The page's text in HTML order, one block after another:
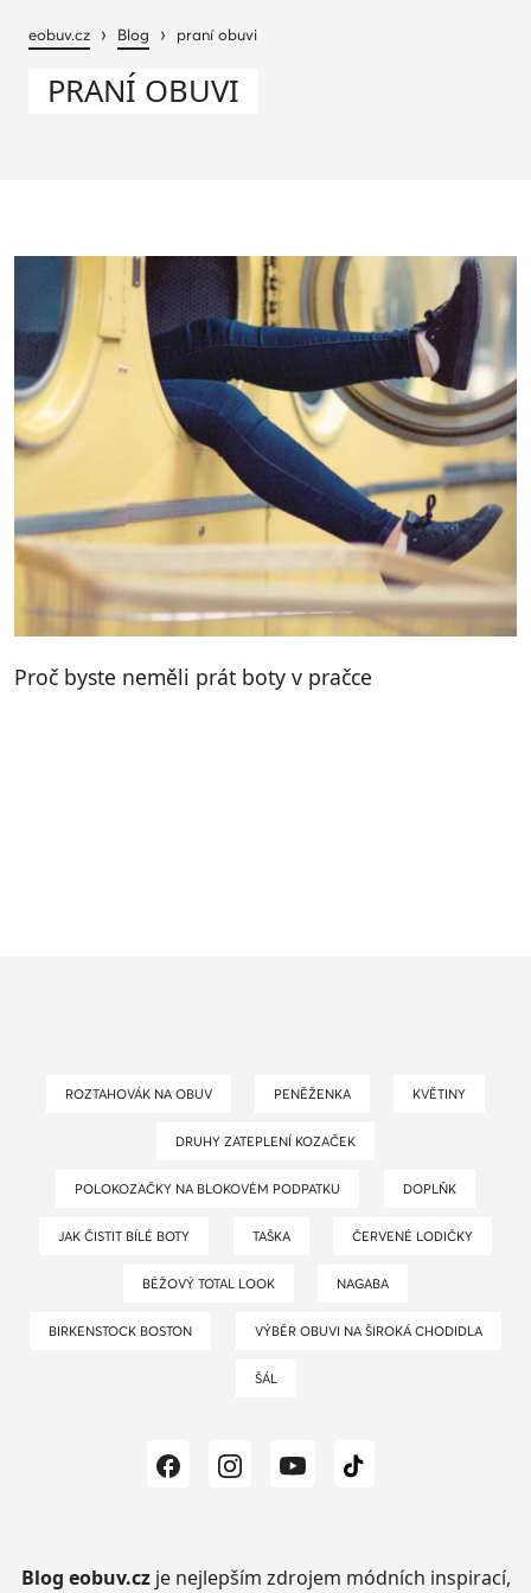
eobuv.cz › Blog › praní obuvi
PRANÍ OBUVI
Proč byste neměli prát boty v pračce
ROZTAHOVÁK NA OBUV PENĚŽENKA KVĚTINY
DRUHY ZATEPLENÍ KOZAČEK
POLOKOZAČKY NA BLOKOVÉM PODPATKU DOPLŇK
JAK ČISTIT BÍLÉ BOTY TAŠKA ČERVENÉ LODIČKY
BÉŽOVÝ TOTAL LOOK NAGABA
BIRKENSTOCK BOSTON VÝBĚR OBUVI NA ŠIROKÁ CHODIDLA
ŠÁL
Blog eobuv.czje nejlepším zdrojem módních inspirací,